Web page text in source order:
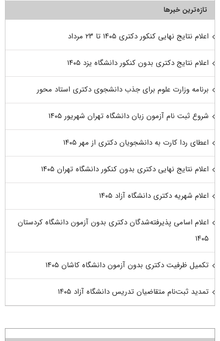
تازه‌ترین خبرها
اعلام نتایج نهایی کنکور دکتری ۱۴۰۵ تا ۲۳ مرداد
اعلام نتایج دکتری بدون کنکور دانشگاه یزد ۱۴۰۵
برنامه وزارت علوم برای جذب دانشجوی دکتری استاد محور
شروع ثبت نام آزمون زبان دانشگاه تهران شهریور ۱۴۰۵
اعطای ردا کارت به دانشجویان دکتری از مهر ۱۴۰۵
اعلام نتایج نهایی دکتری بدون کنکور دانشگاه تهران ۱۴۰۵
اعلام شهریه دکتری دانشگاه آزاد ۱۴۰۵
اعلام اسامی پذیرفته‌شدگان دکتری بدون آزمون دانشگاه کردستان
۱۴۰۵
تکمیل ظرفیت دکتری بدون آزمون دانشگاه کاشان ۱۴۰۵
تمدید ثبت‌نام متقاضیان تدریس دانشگاه آزاد ۱۴۰۵